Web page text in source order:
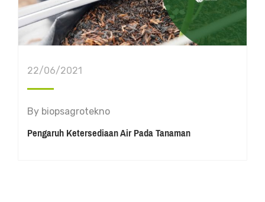
22/06/2021
By biopsagrotekno
Pengaruh Ketersediaan Air Pada Tanaman